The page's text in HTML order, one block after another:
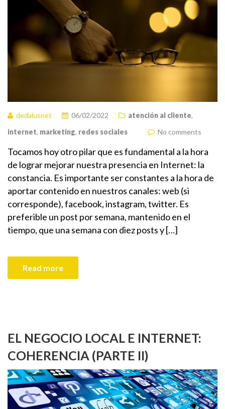
dedalusnet 06/02/2022 atención al cliente,
internet, marketing, redes sociales No comments
Tocamos hoy otro pilar que es fundamental a la hora
de lograr mejorar nuestra presencia en Internet: la
constancia. Es importante ser constantes a la hora de
aportar contenido en nuestros canales: web (si
corresponde), facebook, instagram, twitter. Es
preferible un post por semana, mantenido en el
tiempo, que una semana con diez posts y […]
Read more
EL NEGOCIO LOCAL E INTERNET:
COHERENCIA (PARTE II)